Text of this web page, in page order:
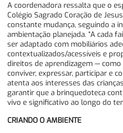
A coordenadora ressalta que o
Colégio Sagrado Coração de
constante mudança, seguindo a
ambientação planejada. “A cada
ser adaptado com mobiliários
contextualizados/acessíveis e
direitos de aprendizagem — como
conviver, expressar, participar e
atenta aos interesses das
garantir que a brinquedoteca
vivo e significativo ao longo do
CRIANDO O AMBIENTE